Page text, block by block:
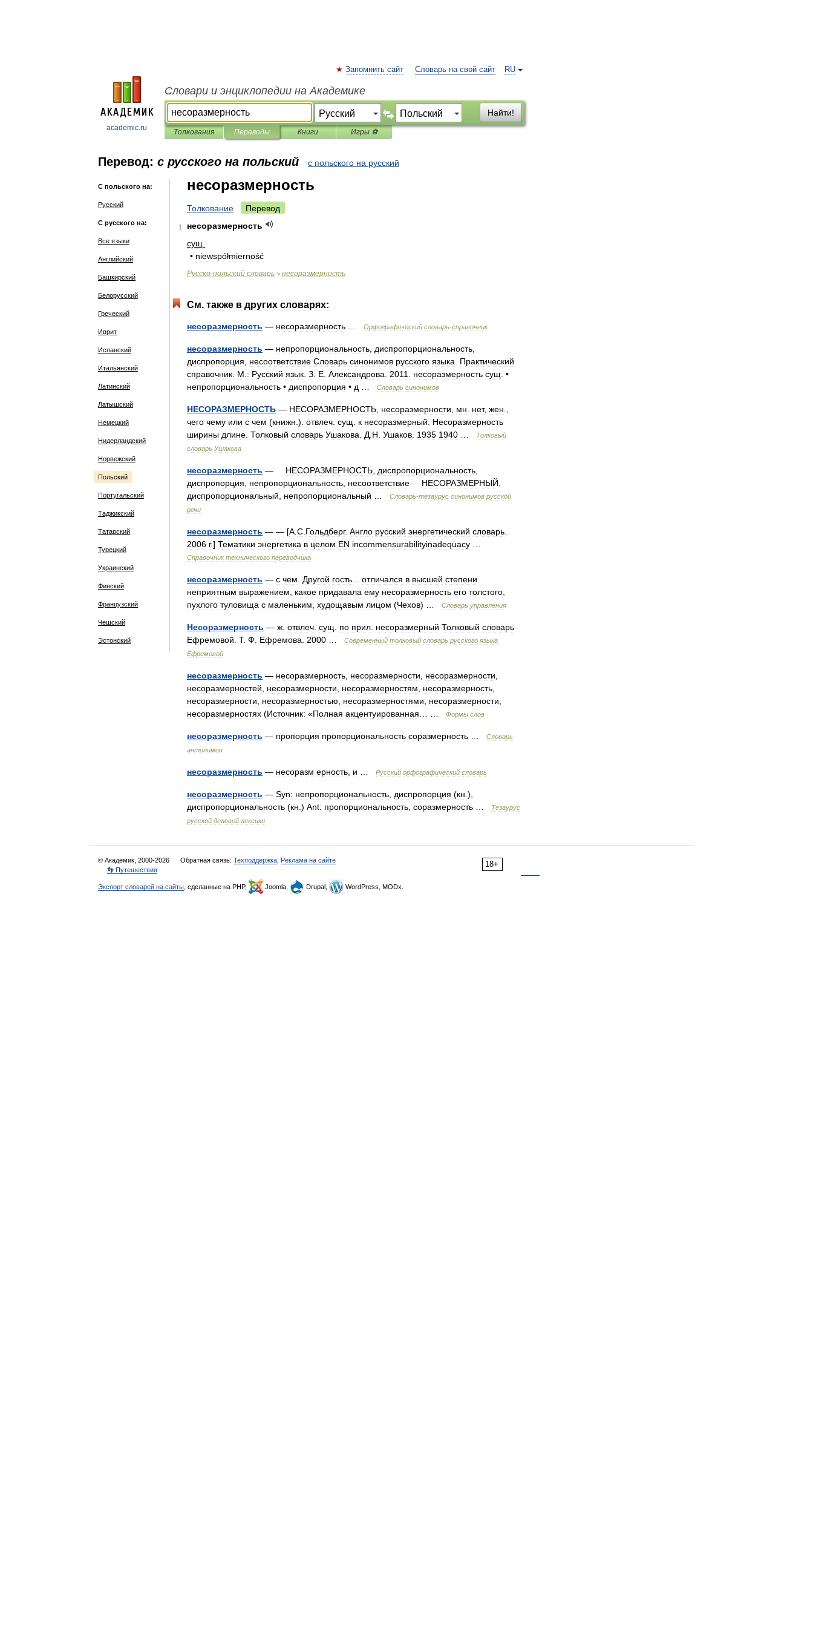
academic.ru
RU
Запомнить сайт Словарь на свой сайт
Словари и энциклопедии на Академике
Найти!
Толкования Переводы Книги Игры ⚽
Перевод: с русского на польский с польского на русский
С польского на:
Русский
С русского на:
Все языки
Английский
Башкирский
Белорусский
Греческий
Иврит
Испанский
Итальянский
Латинский
Латышский
Немецкий
Нидерландский
Норвежский
Польский
Португальский
Таджикский
Татарский
Турецкий
Украинский
Финский
Французский
Чешский
Эстонский
несоразмерность
Толкование Перевод
1
несоразмерность
сущ
• niewspółmierność
Русско-польский словарь > несоразмерность
См. также в других словарях:
несоразмерность — несоразмерность Орфографический словарь-справочник
несоразмерность — непропорциональность диспропорциональность
диспропорция
несоответствие Словарь синонимов русского языка
Практический
справочник М : Русский язык З Е Александрова 2011 несоразмерность сущ . •
непропорциональность • диспропорция • д Словарь синонимов
НЕСОРАЗМЕРНОСТЬ — НЕСОРАЗМЕРНОСТЬ несоразмерности мн нет, жен
чего чему или с чем (книжн .). отвлеч сущ к несоразмерный
Несоразмерность
ширины длине Толковый словарь Ушакова Д Н Ушаков 1935 1940
Толковый
словарь Ушакова
несоразмерность — НЕСОРАЗМЕРНОСТЬ диспропорциональность
диспропорция
непропорциональность несоответствие НЕСОРАЗМЕРНЫЙ
диспропорциональный
непропорциональный Словарь-тезаурус синонимов русской
речи
несоразмерность — — [А С Гольдберг. Англо русский энергетический словарь
2006 г.] Тематики энергетика в целом EN incommensurabilityinadequacy
Справочник технического переводчика
несоразмерность — с чем Другой гость отличался в высшей степени
неприятным выражением какое придавала ему несоразмерность его толстого
пухлого туловища с маленьким худощавым лицом (Чехов) … Словарь управления
Несоразмерность — ж отвлеч сущ по прил несоразмерный Толковый словарь
Ефремовой Т. Ф Ефремова 2000 Современный толковый словарь русского языка
Ефремовой
несоразмерность — несоразмерность несоразмерности несоразмерности
несоразмерностей
несоразмерности несоразмерностям несоразмерность
несоразмерности
несоразмерностью несоразмерностями несоразмерности
несоразмерностях (Источник: «Полная акцентуированная Формы слов
несоразмерность — пропорция пропорциональность соразмерность
Словарь
антонимов
несоразмерность — несоразм ерность и Русский орфографический словарь
несоразмерность — Syn: непропорциональность диспропорция (кн .),
диспропорциональность (кн .) Ant: пропорциональность соразмерность
Тезаурус
русской деловой лексики
18+
© Академик, 2000-2026 Обратная связь: Техподдержка Реклама на сайте
👣 Путешествия
Экспорт словарей на сайты , сделанные на PHP, Joomla, Drupal, WordPress, MODx.